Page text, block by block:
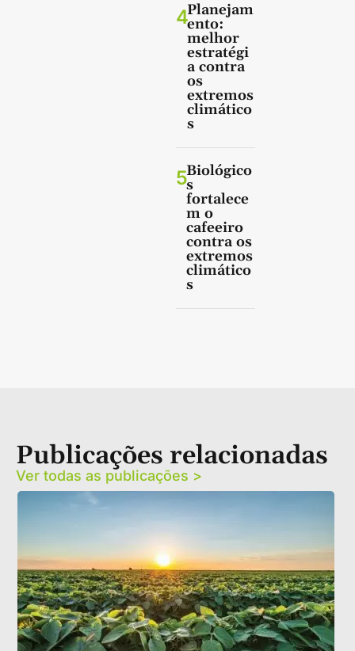
4Planejam
ento:
melhor
estratégi
a contra
os
extremos
climático
s
5Biológico
s
fortalece
m o
cafeeiro
contra os
extremos
climático
s
Publicações relacionadas
Ver todas as publicações >